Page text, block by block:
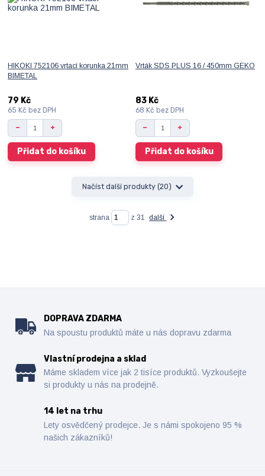
HIKOKI 752106 vrtací korunka 21mm
BIMETAL
79 Kč
65 Kčbez DPH
Přidat do košíku
Vrták SDS PLUS 16 / 450mm GEKO
83 Kč
68 Kč bez DPH
Přidat do košíku
Načíst další produkty (20)
strana z 31 další
DOPRAVA ZDARMA
Na spoustu produktů máte u nás dopravu zdarma
Vlastní prodejna a sklad
Máme skladem více jak 2 tisíce produktů. Vyzkoušejte
si produkty u nás na prodejně.
14 let na trhu
Lety osvědčený prodejce. Je s námi spokojeno 95 %
našich zákazníků!